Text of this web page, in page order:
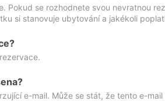
Pokud se rozhodnete svou nevratnou
si stanovuje ubytování a jakékoli
e-mail. Může se stát, že tento e-